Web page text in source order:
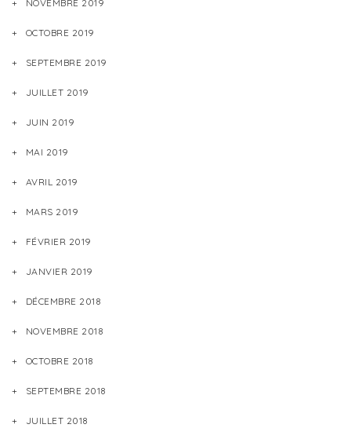
NOVEMBRE 2019
OCTOBRE 2019
SEPTEMBRE 2019
JUILLET 2019
JUIN 2019
MAI 2019
AVRIL 2019
MARS 2019
FÉVRIER 2019
JANVIER 2019
DÉCEMBRE 2018
NOVEMBRE 2018
OCTOBRE 2018
SEPTEMBRE 2018
JUILLET 2018